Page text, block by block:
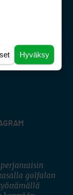
golfalan
Hyväksy